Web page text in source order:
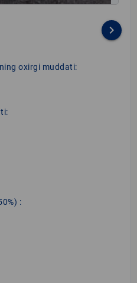
keyboard_arrow_right
oxirgi muddati:
: